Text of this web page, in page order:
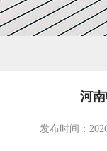
河
发布时间：